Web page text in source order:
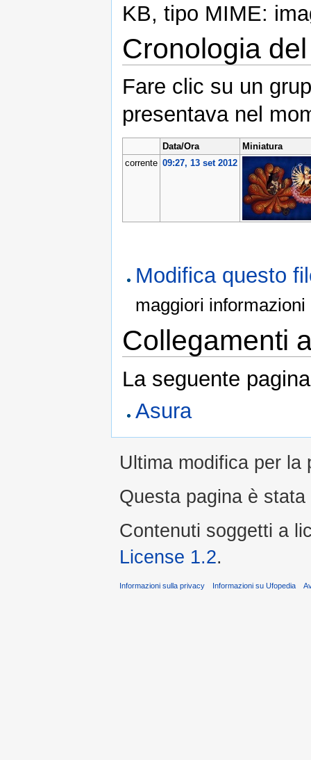
KB, tipo MIME:
Cronologia
Fare clic su un
presentava nel
Data/Ora
Miniatura
corrente 09:27, 13 set 2012
Modifica questo
maggiori
Collegamenti
La seguente
Asura
Ultima modifica per la
Questa pagina è
Contenuti soggetti a
License 1.2.
Informazioni sulla privacy Informazioni su Ufopedia